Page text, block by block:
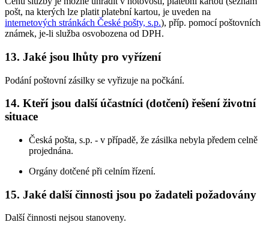
pošt, na kterých lze platit platební kartou, je uveden na
internetových stránkách České pošty, s.p.), příp. pomocí poštovních
známek, je-li služba osvobozena od DPH.
13. Jaké jsou lhůty pro vyřízení
Podání poštovní zásilky se vyřizuje na počkání.
14. Kteří jsou další účastníci (dotčení) řešení životní
situace
Česká pošta, s.p. - v případě, že zásilka nebyla předem celně
projednána.
Orgány dotčené při celním řízení.
15. Jaké další činnosti jsou po žadateli požadovány
Další činnosti nejsou stanoveny.